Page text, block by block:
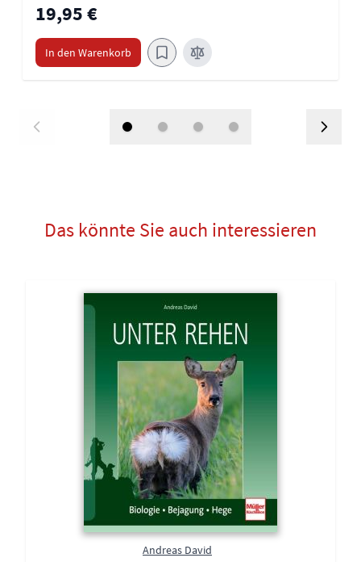
19,95 €
In den Warenkorb
Das könnte Sie auch interessieren
Andreas David